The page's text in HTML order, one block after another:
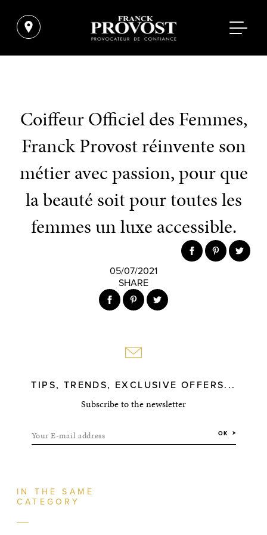
Coiffeur Officiel des Femmes,
Franck Provost réinvente son
métier avec passion, pour que
la beauté soit pour toutes les
femmes un luxe accessible.
05/07/2021
SHARE
TIPS, TRENDS, EXCLUSIVE OFFERS...
Subscribe to the newsletter
Your E-mail address OK
IN THE SAME
CATEGORY